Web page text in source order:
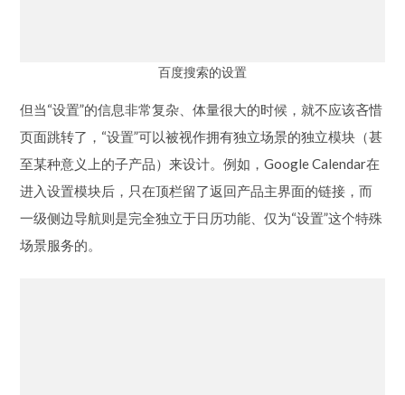
但当“设置”的信息非常复杂、体量很大的时候，就不应该吝惜
页面跳转了，“设置”可以被视作拥有独立场景的独立模块（甚
至某种意义上的子产品）来设计。例如，Google Calendar在
进入设置模块后，只在顶栏留了返回产品主界面的链接，而
一级侧边导航则是完全独立于日历功能、仅为“设置”这个特殊